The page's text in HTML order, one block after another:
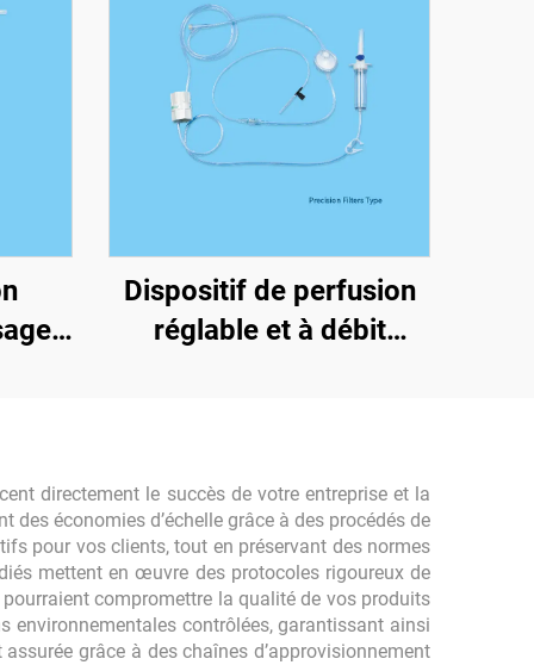
Dispositif de perfusion
réglable et à débit
directement le succès de votre entreprise et la
économies d’échelle grâce à des procédés de
pour vos clients, tout en préservant des normes
mettent en œuvre des protocoles rigoureux de
compromettre la qualité de vos produits
contrôlées, garantissant ainsi
grâce à des chaînes d’approvisionnement